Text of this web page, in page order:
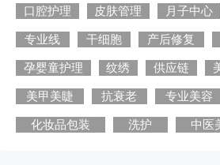
口腔护理 皮肤管理 月子中心
专业线 干细胞 产后修复
孕婴童护理 纹绣 供应链
美甲美睫 抗衰老 专业美容
化妆品包装 洗护 中医